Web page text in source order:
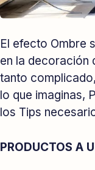
El efecto Ombre
en la decoración
tanto
lo que imaginas,
los Tips
PRODUCTOS A